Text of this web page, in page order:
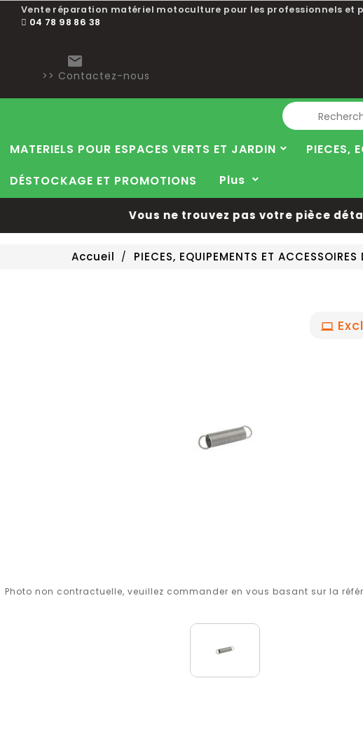
Vente réparation matériel motoculture pour les professionnels et
04 78 98 86 38

>> Contactez-nous
MATERIELS POUR ESPACES VERTS ET JARDIN PIECES,
DÉSTOCKAGE ET PROMOTIONS
Plus
Vous ne trouvez pas votre pièce
Accueil PIECES, EQUIPEMENTS ET ACCESSOIRES
Photo non contractuelle, veuillez commander en vous basant sur la